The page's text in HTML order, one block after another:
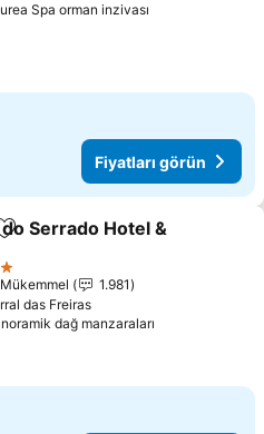
Spa orman inzivası
Fiyatları görün
Favorilerime ekle
do Serrado Hotel &
görün
Mükemmel
1.981
das Freiras
dağ manzaraları